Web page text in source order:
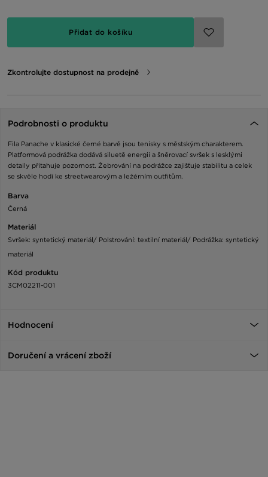
Přidat do košíku
Zkontrolujte dostupnost na prodejně
Podrobnosti o produktu
Fila Panache v klasické černé barvě jsou tenisky s městským charakterem.
Platformová podrážka dodává siluetě energii a šněrovací svršek s lesklými
detaily přitahuje pozornost. Žebrování na podrážce zajišťuje stabilitu a celek
se skvěle hodí ke streetwearovým a ležérním outfitům.
Barva
Černá
Materiál
Svršek: syntetický materiál/ Polstrování: textilní materiál/ Podrážka: syntetický
materiál
Kód produktu
3CM02211-001
Hodnocení
Doručení a vrácení zboží